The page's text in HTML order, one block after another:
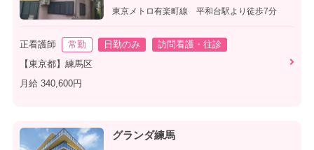
東京メトロ有楽町線 平和台駅より徒歩7分
正看護師 常勤 日勤のみ
訪問看護・往診
【東京都】練馬区
月給 340,600円
グランダ練馬